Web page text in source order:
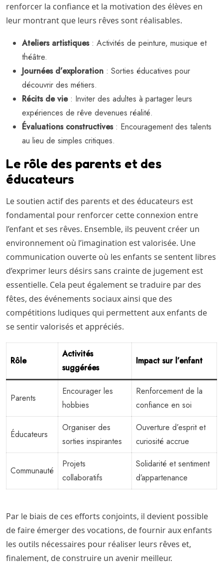
renforcer la confiance et la motivation des élèves en
leur montrant que leurs rêves sont réalisables.
Ateliers artistiques: Activités de peinture, musique et
théâtre.
Journées d’exploration : Sorties éducatives pour
découvrir des métiers.
Récits de vie: Inviter des adultes à partager leurs
expériences de rêve devenues réalité.
Évaluations constructives: Encouragement des talents
au lieu de simples critiques.
Le rôle des parents et des
éducateurs
Le soutien actif des parents et des éducateurs est
fondamental pour renforcer cette connexion entre
l’enfant et ses rêves. Ensemble, ils peuvent créer un
environnement où l’imagination est valorisée. Une
communication ouverte où les enfants se sentent libres
d’exprimer leurs désirs sans crainte de jugement est
essentielle. Cela peut également se traduire par des
fêtes, des événements sociaux ainsi que des
compétitions ludiques qui permettent aux enfants de
se sentir valorisés et appréciés.
Rôle
Activités
suggérées
Impact sur l’enfant
Parents
Encourager les
hobbies
Renforcement de la
confiance en soi
Éducateurs
Organiser des
sorties inspirantes
Ouverture d’esprit et
curiosité accrue
Communauté
Projets
collaboratifs
Solidarité et sentiment
d’appartenance
Par le biais de ces efforts conjoints, il devient possible
de faire émerger des vocations, de fournir aux enfants
les outils nécessaires pour réaliser leurs rêves et,
finalement, de construire un avenir meilleur.